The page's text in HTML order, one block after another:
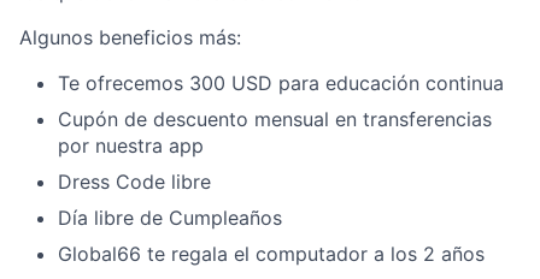
Algunos beneficios más:
Te ofrecemos 300 USD para educación continua
Cupón de descuento mensual en transferencias
por nuestra app
Dress Code libre
Día libre de Cumpleaños
Global66 te regala el computador a los 2 años